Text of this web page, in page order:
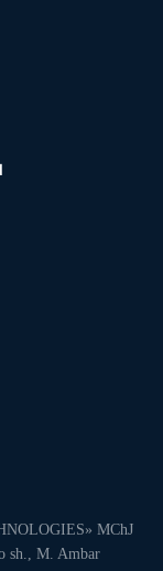
MChJ
sh., M. Ambar